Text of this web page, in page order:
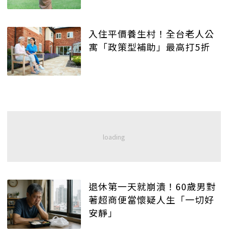
入住平價養生村！全台老人公
寓「政策型補助」最高打5折
退休第一天就崩潰！60歲男對
著超商便當懷疑人生「一切好
安靜」